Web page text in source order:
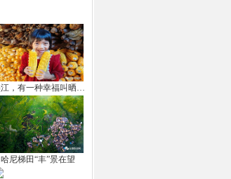
在墨江，有一种幸福叫晒秋！
哈尼梯田“丰”景在望